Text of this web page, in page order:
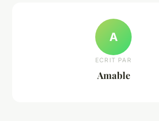
A
ECRIT PAR
Amable